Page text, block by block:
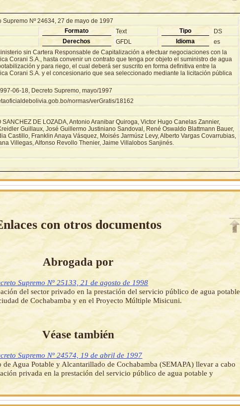
Supremo Nº 24634, 27 de mayo de 1997
Formato Text Tipo
DS
Derechos GFDL Idioma es
sin Cartera Responsable de Capitalización a efectuar negociaciones con la
Corani S.A., hasta convenir un contrato que tenga por objeto el suministro de agua
y para riego, el cual deberá ser suscrito en forma definitiva entre la
Corani S.A. y el concesionario que sea seleccionado mediante la licitación pública
06-18, Decreto Supremo, mayo/1997
normas/verGratis/18162
SANCHEZ DE LOZADA, Antonio Aranibar Quiroga, Victor Hugo Canelas Zannier,
Guillaux, José Guillermo Justiniano Sandoval, René Oswaldo Blattmann Bauer,
Castillo, Franklin Anaya Vásquez, Moisés Jarmúsz Levy, Alberto Vargas Covarrubias,
Villegas, Alfonso Revollo Thenier, Jaime Villalobos Sanjinés.
con otros documentos
Abrogada por
Supremo Nº 25133, 21 de agosto de 1998
del sector privado en la prestación del servicio público de agua potable
de Cochabamba y en el Proyecto Múltiple Misicuni.
Véase también
Supremo Nº 24574, 19 de abril de 1997
de Agua Potable y Alcantarillado de Cochabamba (SEMAPA) llevar a cabo
privada en la prestación del servicio público de agua potable y